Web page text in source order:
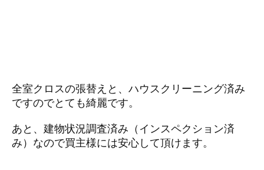
全室クロスの張替えと、ハウスクリーニング済み
ですのでとても綺麗です。
あと、建物状況調査済み（インスペクション済
み）なので買主様には安心して頂けます。